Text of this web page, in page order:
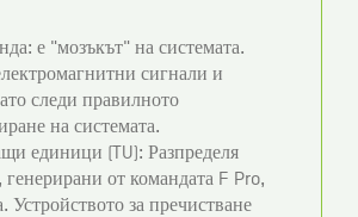
е "мозъкът" на системата.
сигнали и
следи правилното
на системата.
единици (TU): Разпределя
генерирани от командата F Pro,
Устройството за пречистване